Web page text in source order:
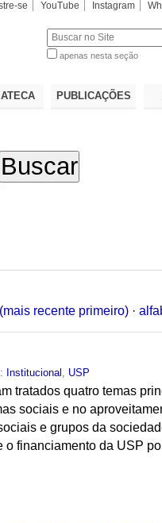
se YouTube Instagram
apenas nesta seção
PUBLICAÇÕES
recente primeiro) ·
Institucional USP
tratados quatro temas
sociais e no
e grupos da
o financiamento da USP